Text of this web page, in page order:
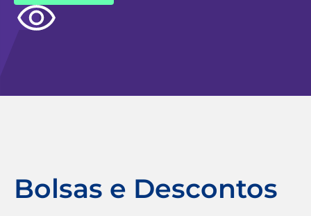
Bolsas e Descontos